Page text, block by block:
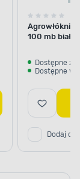
100 mb biała
Dostępne z
Dostępne w
Dodaj do